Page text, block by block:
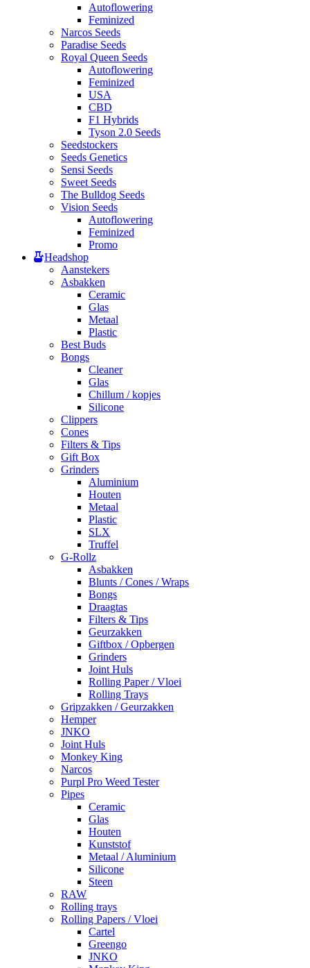
Autoflowering
Feminized
Narcos Seeds
Paradise Seeds
Royal Queen Seeds
Autoflowering
Feminized
USA
CBD
F1 Hybrids
Tyson 2.0 Seeds
Seedstockers
Seeds Genetics
Sensi Seeds
Sweet Seeds
The Bulldog Seeds
Vision Seeds
Autoflowering
Feminized
Promo
Headshop
Aanstekers
Asbakken
Ceramic
Glas
Metaal
Plastic
Best Buds
Bongs
Cleaner
Glas
Chillum / kopjes
Silicone
Clippers
Cones
Filters & Tips
Gift Box
Grinders
Aluminium
Houten
Metaal
Plastic
SLX
Truffel
G-Rollz
Asbakken
Blunts / Cones / Wraps
Bongs
Draagtas
Filters & Tips
Geurzakken
Giftbox / Opbergen
Grinders
Joint Huls
Rolling Paper / Vloei
Rolling Trays
Gripzakken / Geurzakken
Hemper
JNKO
Joint Huls
Monkey King
Narcos
Purpl Pro Weed Tester
Pipes
Ceramic
Glas
Houten
Kunststof
Metaal / Aluminium
Silicone
Steen
RAW
Rolling trays
Rolling Papers / Vloei
Cartel
Greengo
JNKO